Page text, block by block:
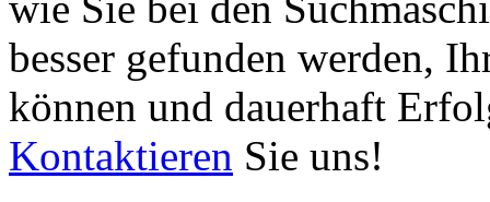
besser gefunden werden,
können und dauerhaft
Kontaktieren Sie uns!